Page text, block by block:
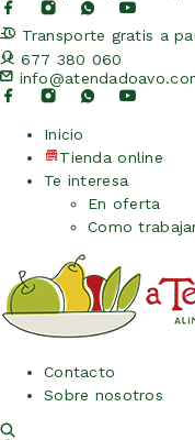
Transporte gratis a
677 380 060
Inicio
Tienda online
Te interesa
En oferta
Como
Contacto
Sobre nosotros